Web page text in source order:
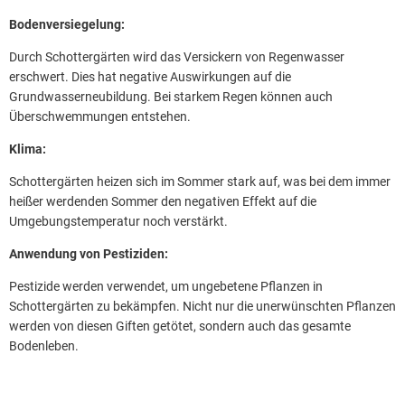
Bodenversiegelung:
Durch Schottergärten wird das Versickern von Regenwasser
erschwert. Dies hat negative Auswirkungen auf die
Grundwasserneubildung. Bei starkem Regen können auch
Überschwemmungen entstehen.
Klima:
Schottergärten heizen sich im Sommer stark auf, was bei dem immer
heißer werdenden Sommer den negativen Effekt auf die
Umgebungstemperatur noch verstärkt.
Anwendung von Pestiziden:
Pestizide werden verwendet, um ungebetene Pflanzen in
Schottergärten zu bekämpfen. Nicht nur die unerwünschten Pflanzen
werden von diesen Giften getötet, sondern auch das gesamte
Bodenleben.